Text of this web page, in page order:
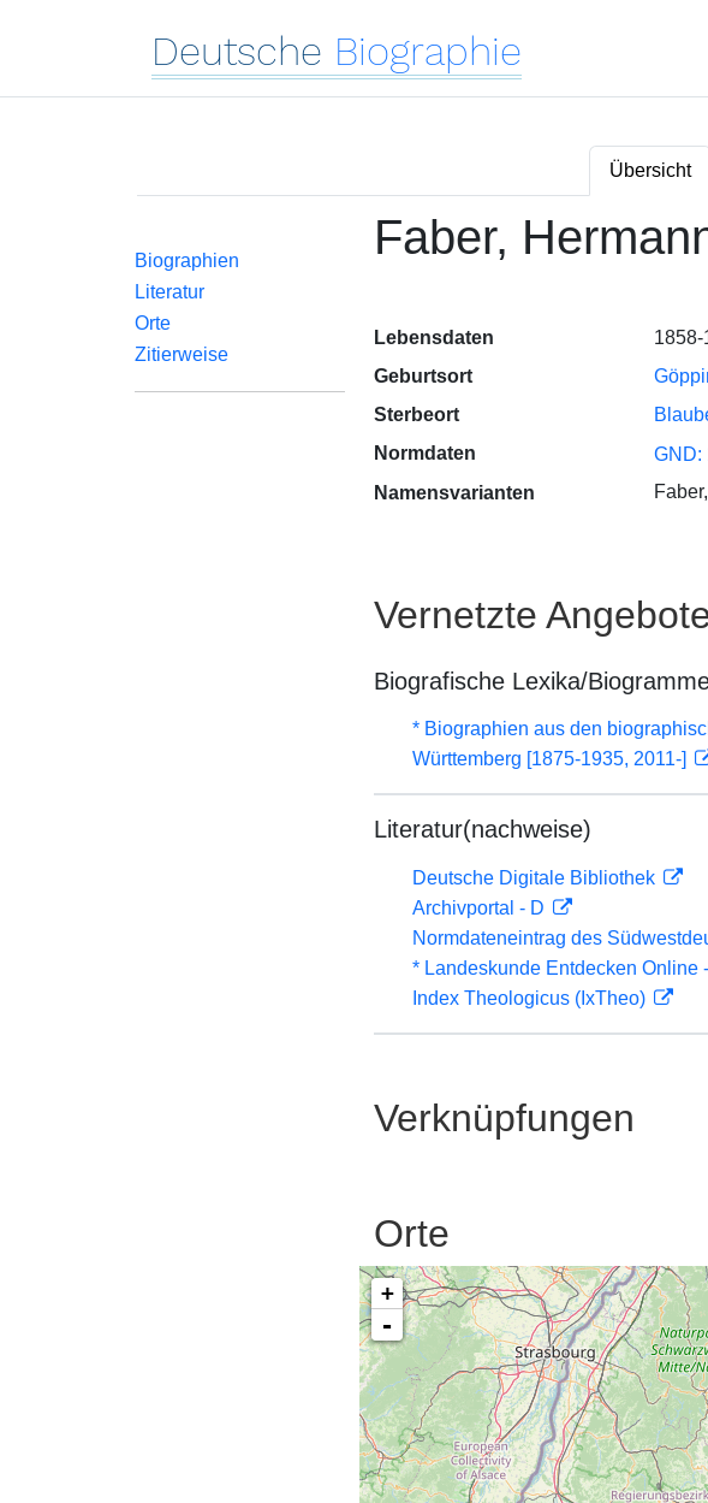
Deutsche Biographie
Übersicht
Biographien
Literatur
Orte
Zitierweise
Faber,
Lebensdaten
1858-
Geburtsort
Sterbeort
Normdaten
GND:
Namensvarianten
Vernetzte
Biografische Lexika/
* Biographien aus den
Württemberg [1875-1935, 2011-]
Literatur(nachweise)
Deutsche Digitale Bibliothek
Archivportal - D
Normdateneintrag des
* Landeskunde Entdecken Online
Index Theologicus (IxTheo)
Verknüpfungen
Orte
+
-